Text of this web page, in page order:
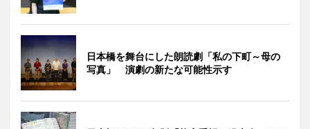
日本橋を舞台にした朗読劇「私の下町～母の
写真」 演劇の新たな可能性示す